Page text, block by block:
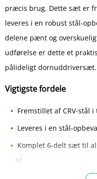
præcis brug. Dette sæt er
leveres i en robust stål-
delene pænt og
udførelse er dette et
pålideligt dornuddriversæt.
Vigtigste fordele
Fremstillet af CRV-stål
Leveres i en stål-
Komplet 6-delt sæt til
</